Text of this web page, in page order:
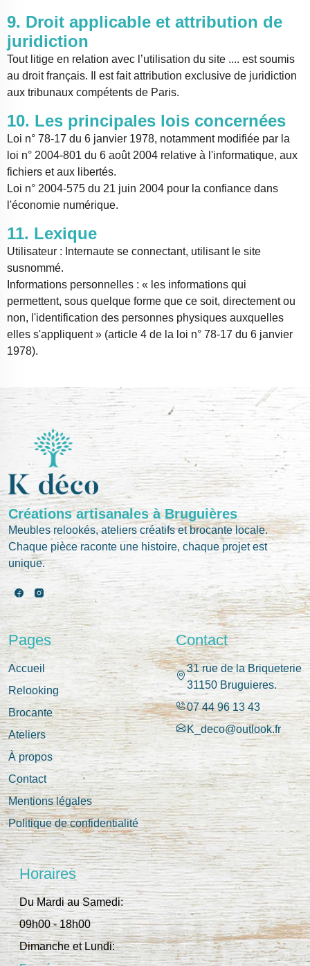
9. Droit applicable et attribution de
juridiction
Tout litige en relation avec l’utilisation du site .... est soumis
au droit français. Il est fait attribution exclusive de juridiction
aux tribunaux compétents de Paris.
10. Les principales lois concernées
Loi n° 78-17 du 6 janvier 1978, notamment modifiée par la
loi n° 2004-801 du 6 août 2004 relative à l'informatique, aux
fichiers et aux libertés.
Loi n° 2004-575 du 21 juin 2004 pour la confiance dans
l'économie numérique.
11. Lexique
Utilisateur : Internaute se connectant, utilisant le site
susnommé.
Informations personnelles : « les informations qui
permettent, sous quelque forme que ce soit, directement ou
non, l'identification des personnes physiques auxquelles
elles s'appliquent » (article 4 de la loi n° 78-17 du 6 janvier
1978).
Créations artisanales à Bruguières
Meubles relookés, ateliers créatifs et brocante locale.
Chaque pièce raconte une histoire, chaque projet est
unique.
Pages
Accueil
Relooking
Brocante
Ateliers
À propos
Contact
Mentions légales
Politique de confidentialité
Contact
31 rue de la Briqueterie
31150 Bruguieres.
07 44 96 13 43
K_deco@outlook.fr
Horaires
Du Mardi au Samedi:
09h00 - 18h00
Dimanche et Lundi: